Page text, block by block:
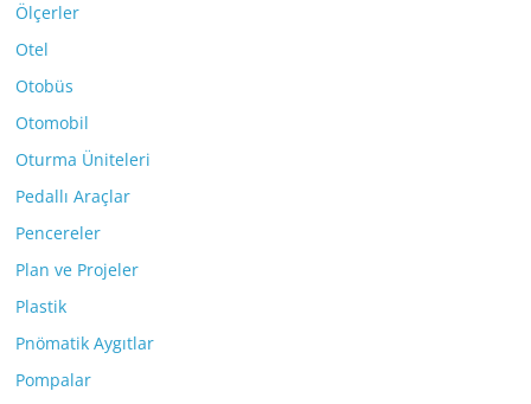
Ölçerler
Otel
Otobüs
Otomobil
Oturma Üniteleri
Pedallı Araçlar
Pencereler
Plan ve Projeler
Plastik
Pnömatik Aygıtlar
Pompalar